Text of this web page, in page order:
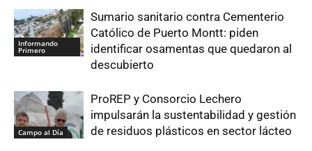
Informando
Primero
Sumario sanitario contra Cementerio
Católico de Puerto Montt: piden
identificar osamentas que quedaron al
descubierto
Campo al Día
ProREP y Consorcio Lechero
impulsarán la sustentabilidad y gestión
de residuos plásticos en sector lácteo